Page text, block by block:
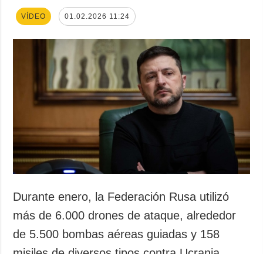
VÍDEO 01.02.2026 11:24
Durante enero, la Federación Rusa utilizó
más de 6.000 drones de ataque, alrededor
de 5.500 bombas aéreas guiadas y 158